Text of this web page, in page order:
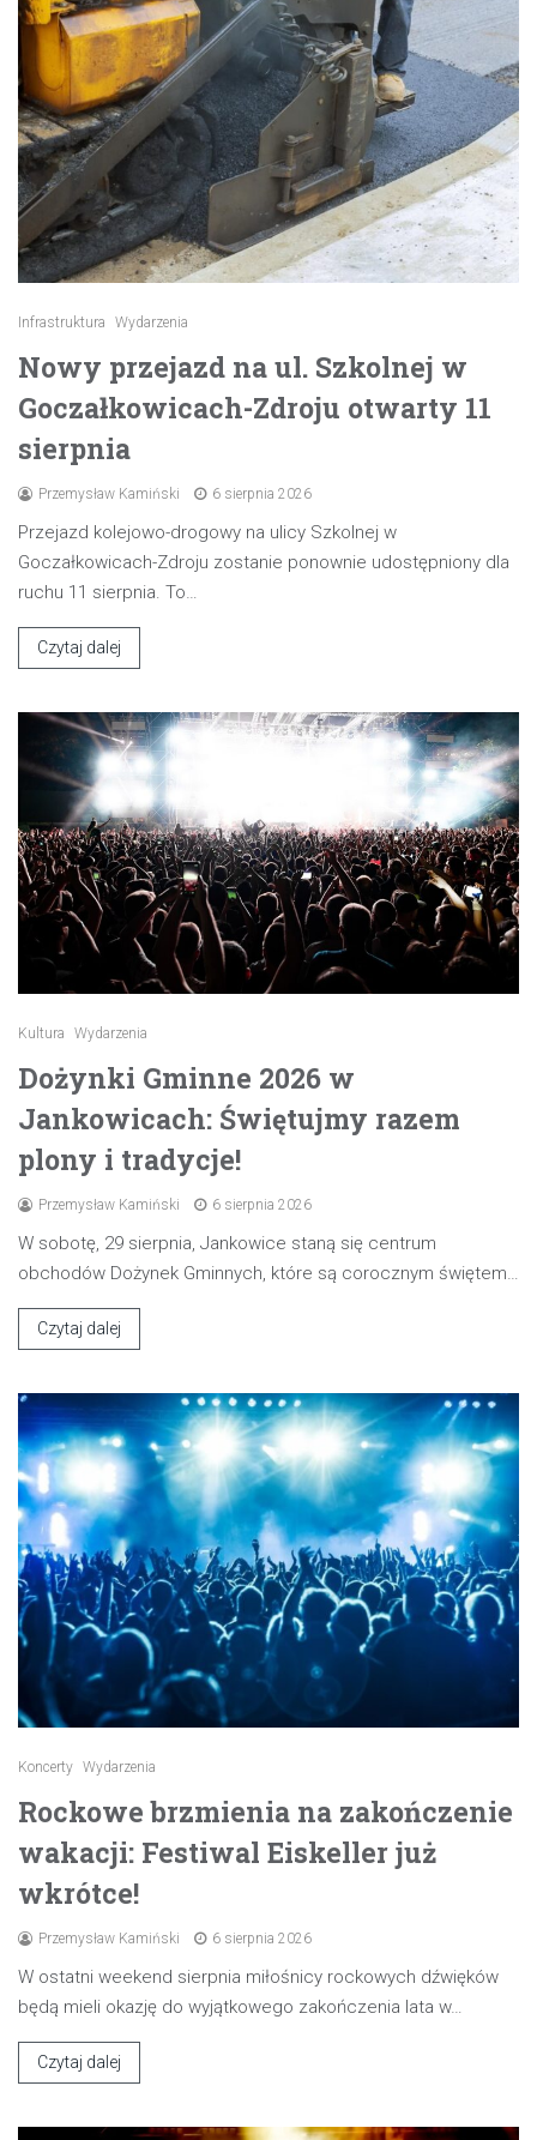
Infrastruktura Wydarzenia
Nowy przejazd na ul. Szkolnej w
Goczałkowicach-Zdroju otwarty 11
sierpnia
Przemysław Kamiński 6 sierpnia 2026
Przejazd kolejowo-drogowy na ulicy Szkolnej w
Goczałkowicach-Zdroju zostanie ponownie udostępniony dla
ruchu 11 sierpnia. To…
Czytaj dalej
Kultura Wydarzenia
Dożynki Gminne 2026 w
Jankowicach: Świętujmy razem
plony i tradycje!
Przemysław Kamiński 6 sierpnia 2026
W sobotę, 29 sierpnia, Jankowice staną się centrum
obchodów Dożynek Gminnych, które są corocznym świętem…
Czytaj dalej
Koncerty Wydarzenia
Rockowe brzmienia na zakończenie
wakacji: Festiwal Eiskeller już
wkrótce!
Przemysław Kamiński 6 sierpnia 2026
W ostatni weekend sierpnia miłośnicy rockowych dźwięków
będą mieli okazję do wyjątkowego zakończenia lata w…
Czytaj dalej